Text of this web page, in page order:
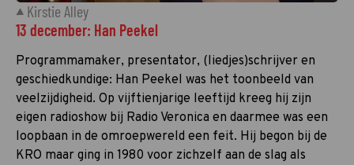
Kirstie Alley
13 december: Han Peekel
Programmamaker, presentator, (liedjes)schrijver en
geschiedkundige: Han Peekel was het toonbeeld van
veelzijdigheid. Op vijftienjarige leeftijd kreeg hij zijn
eigen radioshow bij Radio Veronica en daarmee was een
loopbaan in de omroepwereld een feit. Hij begon bij de
KRO maar ging in 1980 voor zichzelf aan de slag als